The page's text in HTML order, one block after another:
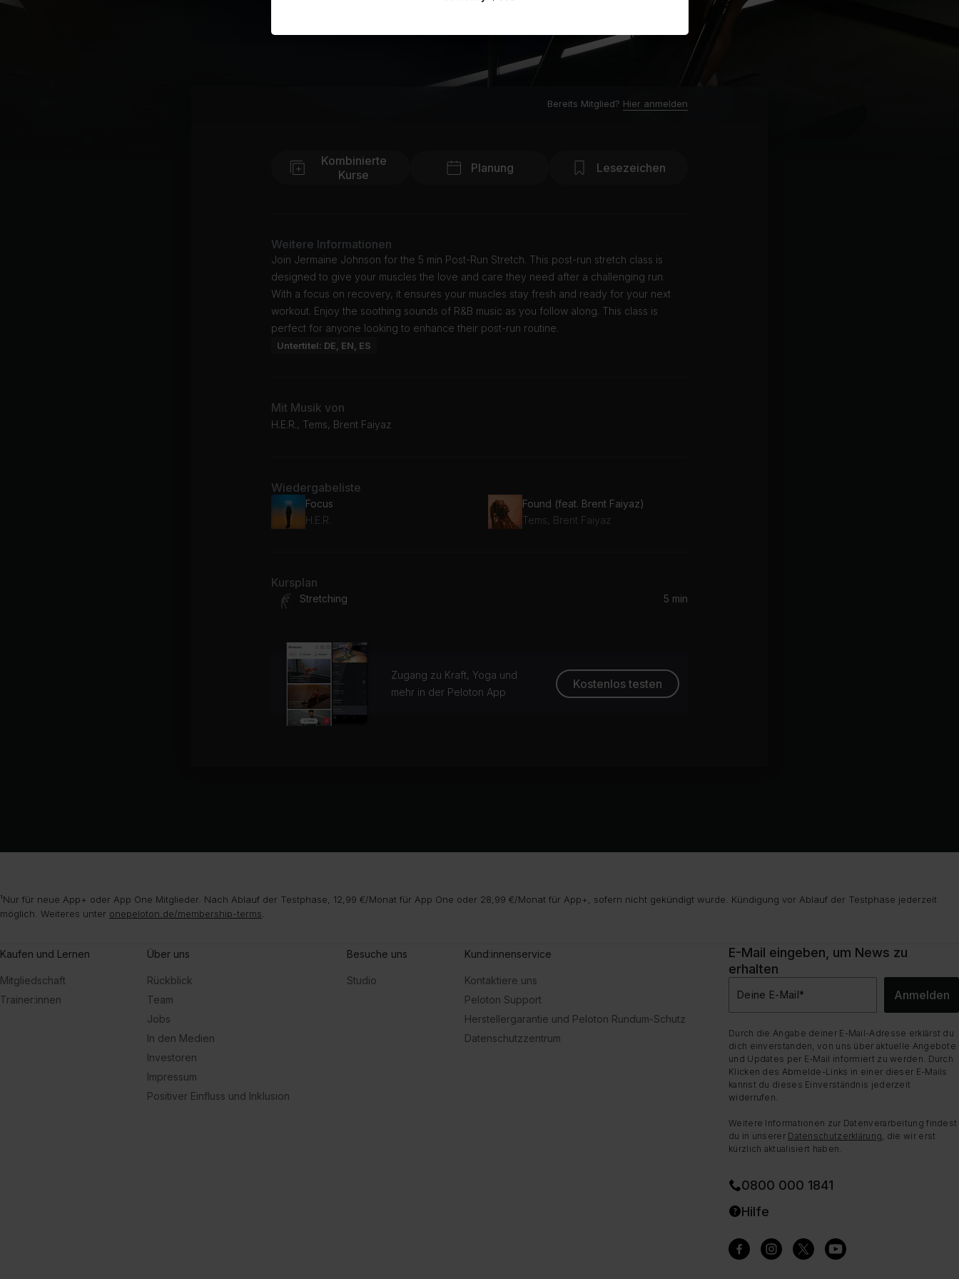
Bereits Mitglied? Hier anmelden
Kombinierte
Kurse
Planung Lesezeichen
Weitere Informationen
Join Jermaine Johnson for the 5 min Post-Run Stretch. This post-run stretch class is
designed to give your muscles the love and care they need after a challenging run.
With a focus on recovery, it ensures your muscles stay fresh and ready for your next
workout. Enjoy the soothing sounds of R&B music as you follow along. This class is
perfect for anyone looking to enhance their post-run routine.
Untertitel: DE, EN, ES
Mit Musik von
H.E.R., Tems, Brent Faiyaz
Wiedergabeliste
Focus
H.E.R.
Found (feat. Brent Faiyaz)
Tems, Brent Faiyaz
Kursplan
Stretching 5 min
Zugang zu Kraft, Yoga und
mehr in der Peloton App
Kostenlos testen
¹Nur für neue App+ oder App One Mitglieder. Nach Ablauf der Testphase, 12,99 €/Monat für App One oder 28,99 €/Monat für App+, sofern nicht gekündigt wurde. Kündigung vor Ablauf der Testphase jederzeit
möglich. Weiteres unter onepeloton.de/membership-terms
Kaufen und Lernen
Mitgliedschaft
Trainer:innen
Über uns
Rückblick
Team
Jobs
In den Medien
Investoren
Impressum
Positiver Einfluss und Inklusion
Besuche uns
Studio
Kund:innenservice
Kontaktiere uns
Peloton Support
Herstellergarantie und Peloton Rundum-Schutz
Datenschutzzentrum
E-Mail eingeben, um News zu
erhalten
Deine E-Mail* Anmelden
Durch die Angabe deiner E-Mail-Adresse erklärst du
dich einverstanden, von uns über aktuelle Angebote
und Updates per E-Mail informiert zu werden. Durch
Klicken des Abmelde-Links in einer dieser E-Mails
kannst du dieses Einverständnis jederzeit
widerrufen.
Weitere Informationen zur Datenverarbeitung findest
du in unserer Datenschutzerklärung, die wir erst
kürzlich aktualisiert haben.
0800 000 1841
Hilfe